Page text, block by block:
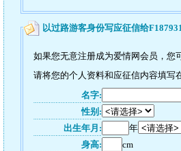
以过路游客身份写应征信给
如果您无意注册成为爱情网会员，您
请将您的个人资料和应征信内容填写
名字:
性别:
出生年月:
年
身高:
cm